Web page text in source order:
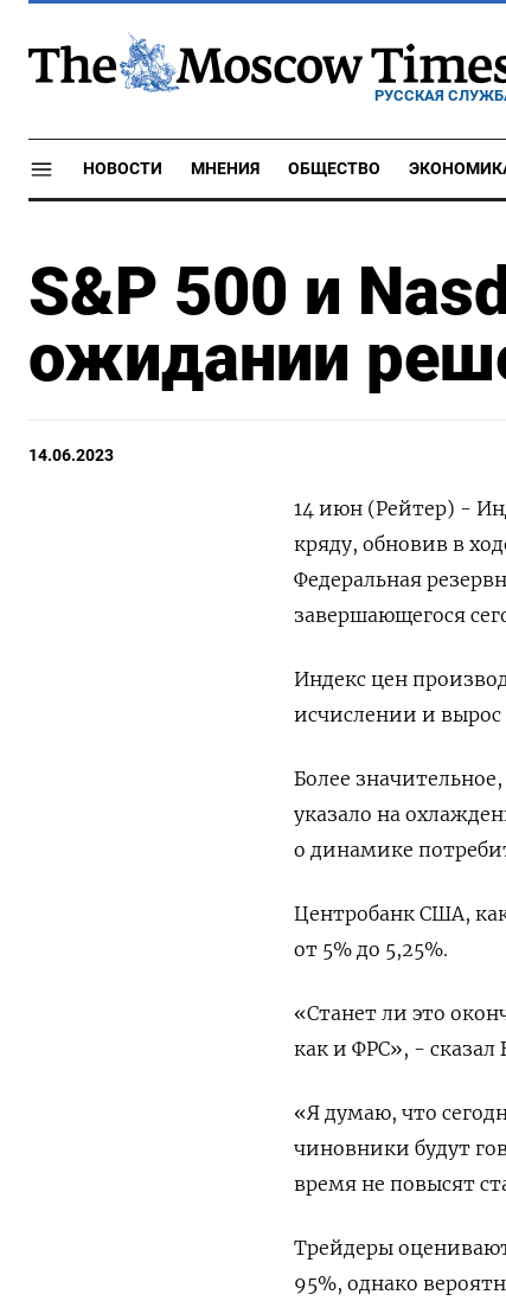
РУССКАЯ
НОВОСТИ МНЕНИЯ ОБЩЕСТВО
S&P 500 и
ожидании
14.06.2023
14 июн (Рейтер) -
кряду, обновив в
Федеральная
завершающегося
Индекс цен
исчислении и вырос
Более
указало на
о динамике
Центробанк США,
от 5% до 5,25%.
«Станет ли это
как и ФРС», - сказал
«Я думаю, что
чиновники будут
время не повысят
Трейдеры
95%, однако